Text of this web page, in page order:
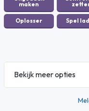
Bekijk meer opties